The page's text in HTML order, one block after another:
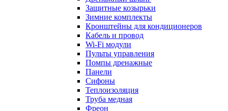
Защитные козырьки
Зимние комплекты
Кронштейны для кондиционеров
Кабель и провод
Wi-Fi модули
Пульты управления
Помпы дренажные
Панели
Сифоны
Теплоизоляция
Труба медная
Фреон